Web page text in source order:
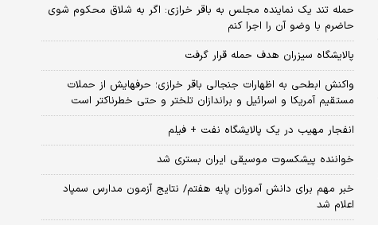
حمله تند یک نماینده مجلس به باقر خرازی: اگر به شلاق محکوم شوی
حاضرم با وضو آن را اجرا کنم
پالایشگاه سیزران هدف حمله قرار گرفت
واکنش ابطحی به اظهارات جنجالی باقر خرازی؛ حرفهایش از حملات
مستقیم آمریکا و اسرائیل و براندازان تلختر و حتی خطرناکتر است
انفجار مهیب در یک پالایشگاه نفت + فیلم
خواننده پیشکسوت موسیقی ایران بستری شد
خبر مهم برای دانش آموزان پایه هفتم/ نتایج آزمون مدارس سمپاد
اعلام شد